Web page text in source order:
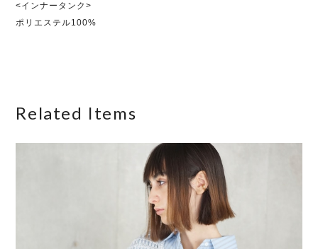
<インナータンク>
ポリエステル100%
Related Items